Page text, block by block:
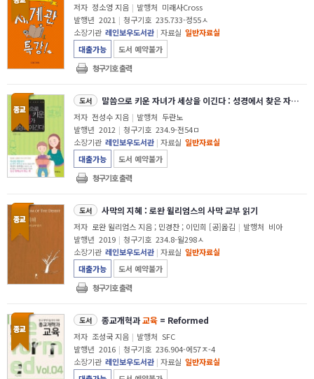
저자 정소영 지음 | 발행처 미래사Cross
발행년 2021 | 청구기호 235.733-정55ㅅ
소장기관 레인보우도서관 | 자료실 일반자료실
대출가능
도서 예약불가
청구기호 출력
도서 말씀으로 키운 자녀가 세상을 이긴다 : 성경에서 찾은 자녀
저자 전성수 지음 | 발행처 두란노
발행년 2012 | 청구기호 234.9-전54ㅁ
소장기관 레인보우도서관 | 자료실 일반자료실
대출가능
도서 예약불가
청구기호 출력
도서 사막의 지혜 : 로완 윌리엄스의 사막 교부 읽기
저자 로완 윌리엄스 지음 ; 민경찬 ; 이민희 [공]옮김 | 발행처 비아
발행년 2019 | 청구기호 234.8-윌298ㅅ
소장기관 레인보우도서관 | 자료실 일반자료실
대출가능
도서 예약불가
청구기호 출력
도서 종교개혁과교육 = Reformed
저자 조성국 지음 | 발행처 SFC
발행년 2016 | 청구기호 236.904-에57ㅈ-4
소장기관 레인보우도서관 | 자료실 일반자료실